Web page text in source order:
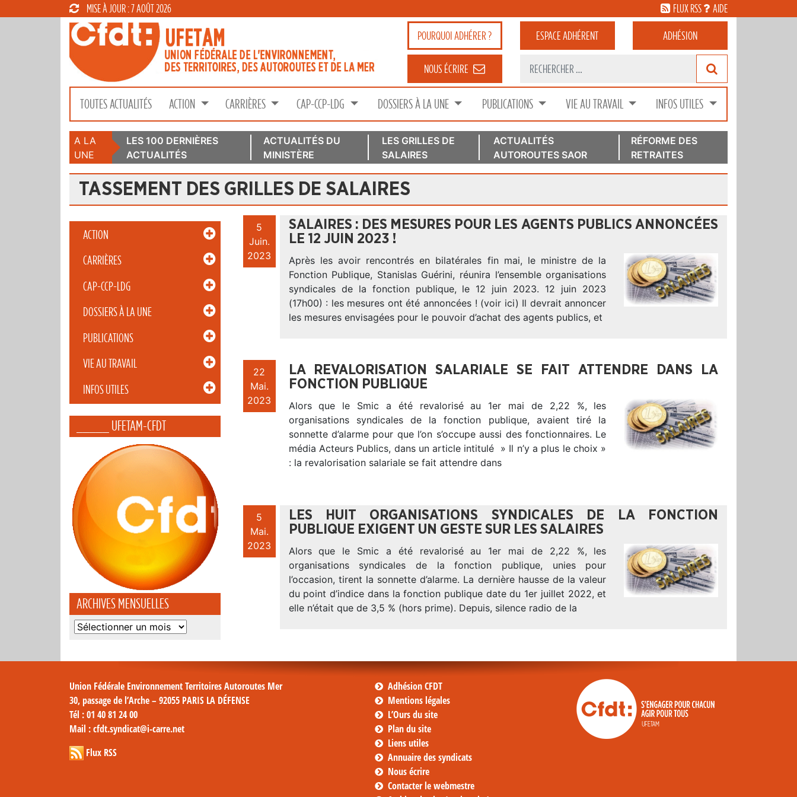
MISE À JOUR : 7 AOÛT 2026 FLUX RSS AIDE
POURQUOIADHÉRER ? ESPACEADHÉRENT ADHÉSION
NOUS ÉCRIRE
TOUTES ACTUALITÉS ACTION CARRIÈRES CAP-CCP-LDG DOSSIERS À LA UNE PUBLICATIONS VIE AU TRAVAIL INFOS UTILES
A LA
UNE
LES 100 DERNIÈRES
ACTUALITÉS
ACTUALITÉS DU
MINISTÈRE
LES GRILLES DE
SALAIRES
ACTUALITÉS
AUTOROUTES SAOR
RÉFORME DES
RETRAITES
TASSEMENT DES GRILLES DE SALAIRES
ACTION
CARRIÈRES
CAP-CCP-LDG
DOSSIERS À LA UNE
PUBLICATIONS
VIE AU TRAVAIL
INFOS UTILES
_____ UFETAM-CFDT
ARCHIVES MENSUELLES
Archives
5
Juin.
2023
SALAIRES : DES MESURES POUR LES AGENTS PUBLICS ANNONCÉES
LE 12 JUIN 2023 !
Après les avoir rencontrés en bilatérales fin mai, le ministre de la
Fonction Publique, Stanislas Guérini, réunira l’ensemble organisations
syndicales de la fonction publique, le 12 juin 2023. 12 juin 2023
(17h00) : les mesures ont été annoncées ! (voir ici) Il devrait annoncer
les mesures envisagées pour le pouvoir d’achat des agents publics, et
22
Mai.
2023
LA REVALORISATION SALARIALE SE FAIT ATTENDRE DANS LA
FONCTION PUBLIQUE
Alors que le Smic a été revalorisé au 1er mai de 2,22 %, les
organisations syndicales de la fonction publique, avaient tiré la
sonnette d’alarme pour que l’on s’occupe aussi des fonctionnaires. Le
média Acteurs Publics, dans un article intitulé » Il n’y a plus le choix »
: la revalorisation salariale se fait attendre dans
5
Mai.
2023
LES HUIT ORGANISATIONS SYNDICALES DE LA FONCTION
PUBLIQUE EXIGENT UN GESTE SUR LES SALAIRES
Alors que le Smic a été revalorisé au 1er mai de 2,22 %, les
organisations syndicales de la fonction publique, unies pour
l’occasion, tirent la sonnette d’alarme. La dernière hausse de la valeur
du point d’indice dans la fonction publique date du 1er juillet 2022, et
elle n’était que de 3,5 % (hors prime). Depuis, silence radio de la
Union Fédérale Environnement Territoires Autoroutes Mer
30, passage de l’Arche – 92055 PARIS LA DÉFENSE
Tél : 01 40 81 24 00
Mail : cfdt.syndicat@i-carre.net
Flux RSS
Adhésion CFDT
Mentions légales
L’Ours du site
Plan du site
Liens utiles
Annuaire des syndicats
Nous écrire
Contacter le webmestre